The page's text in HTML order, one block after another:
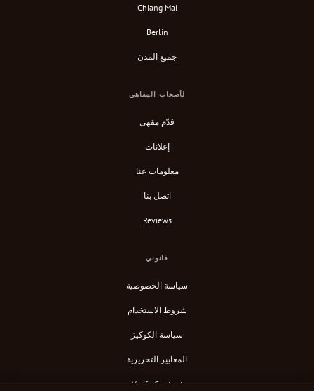
Chiang Mai
Berlin
جميع المدن
لأصحاب المقاهي
قدّم مقهى
إعلانات
معلومات عنا
اتصل بنا
Reviews
قانوني
سياسة الخصوصية
شروط الاستخدام
سياسة الكوكيز
المعايير التحريرية
Verify Content